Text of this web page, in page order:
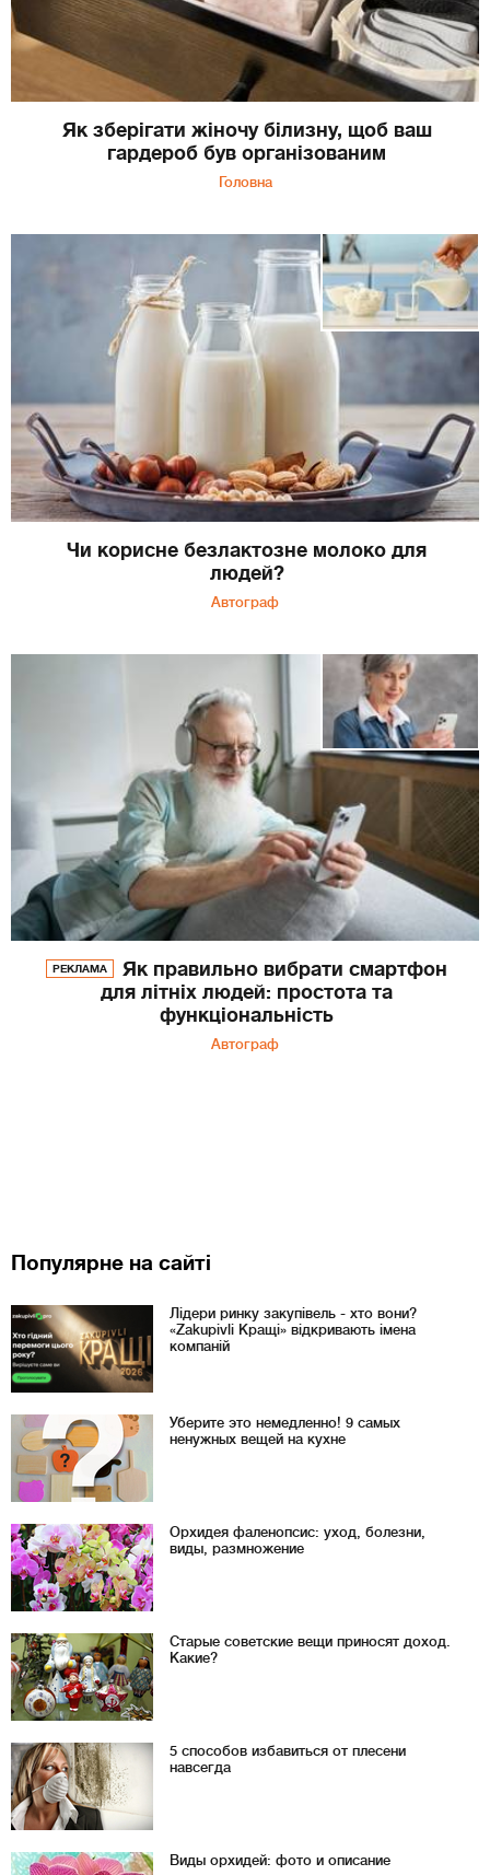
Як зберігати жіночу білизну, щоб ваш
гардероб був організованим
Головна
Чи корисне безлактозне молоко для
людей?
Автограф
РЕКЛАМА
Як правильно вибрати смартфон
для літніх людей: простота та
функціональність
Автограф
Популярне на сайті
Лідери ринку закупівель - хто вони?
«Zakupivli Кращі» відкривають імена
компаній
Уберите это немедленно! 9 самых
ненужных вещей на кухне
Орхидея фаленопсис: уход, болезни,
виды, размножение
Старые советские вещи приносят доход.
Какие?
5 способов избавиться от плесени
навсегда
Виды орхидей: фото и описание